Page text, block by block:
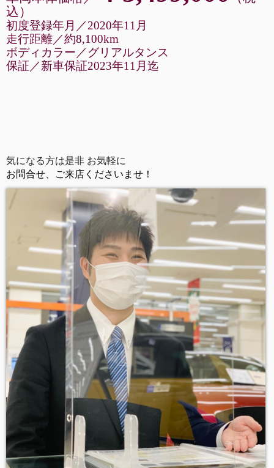
込）
初度登録年月／2020年11月
走行距離／約8,100km
ボディカラー／グリアルタンス
保証／新車保証2023年11月迄
気になる方は是非 お気軽に
お問合せ、ご来店くださいませ！